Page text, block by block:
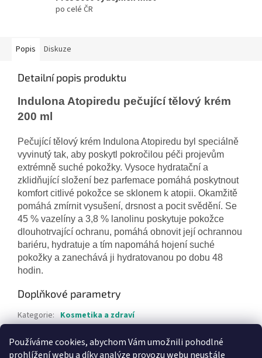
Používáme cookies, abychom Vám umožnili pohodlné
prohlížení webu a díky analýze provozu webu neustále
po celé ČR
Popis Diskuze
Detailní popis produktu
Indulona Atopiredu pečující tělový krém
200 ml
Pečující tělový krém Indulona Atopiredu byl speciálně
vyvinutý tak, aby poskytl pokročilou péči projevům
extrémně suché pokožky. Vysoce hydratační a
zklidňující složení bez parfemace pomáhá poskytnout
komfort citlivé pokožce se sklonem k atopii. Okamžitě
pomáhá zmírnit vysušení, drsnost a pocit svědění. Se
45 % vazelíny a 3,8 % lanolinu poskytuje pokožce
dlouhotrvající ochranu, pomáhá obnovit její ochrannou
bariéru, hydratuje a tím napomáhá hojení suché
pokožky a zanechává ji hydratovanou po dobu 48
hodin.
Doplňkové parametry
Kategorie: Kosmetika a zdraví
EAN: 8592297010111